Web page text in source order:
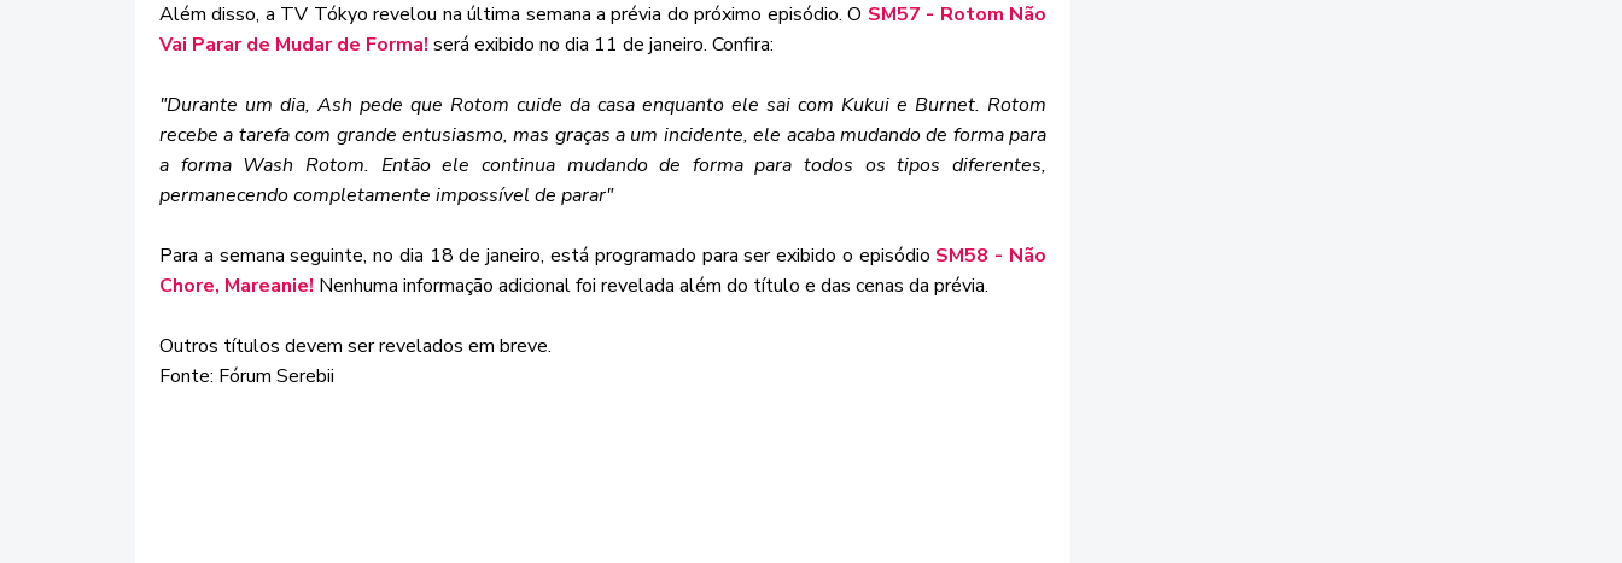
Além disso, a TV Tókyo revelou na última semana a prévia do próximo episódio. O SM57 - Rotom Não
Vai Parar de Mudar de Forma! será exibido no dia 11 de janeiro. Confira:
"Durante um dia, Ash pede que Rotom cuide da casa enquanto ele sai com Kukui e Burnet. Rotom
recebe a tarefa com grande entusiasmo, mas graças a um incidente, ele acaba mudando de forma para
a forma Wash Rotom. Então ele continua mudando de forma para todos os tipos diferentes,
permanecendo completamente impossível de parar"
Para a semana seguinte, no dia 18 de janeiro, está programado para ser exibido o episódio SM58 - Não
Chore, Mareanie! Nenhuma informação adicional foi revelada além do título e das cenas da prévia.
Outros títulos devem ser revelados em breve.
Fonte: Fórum Serebii